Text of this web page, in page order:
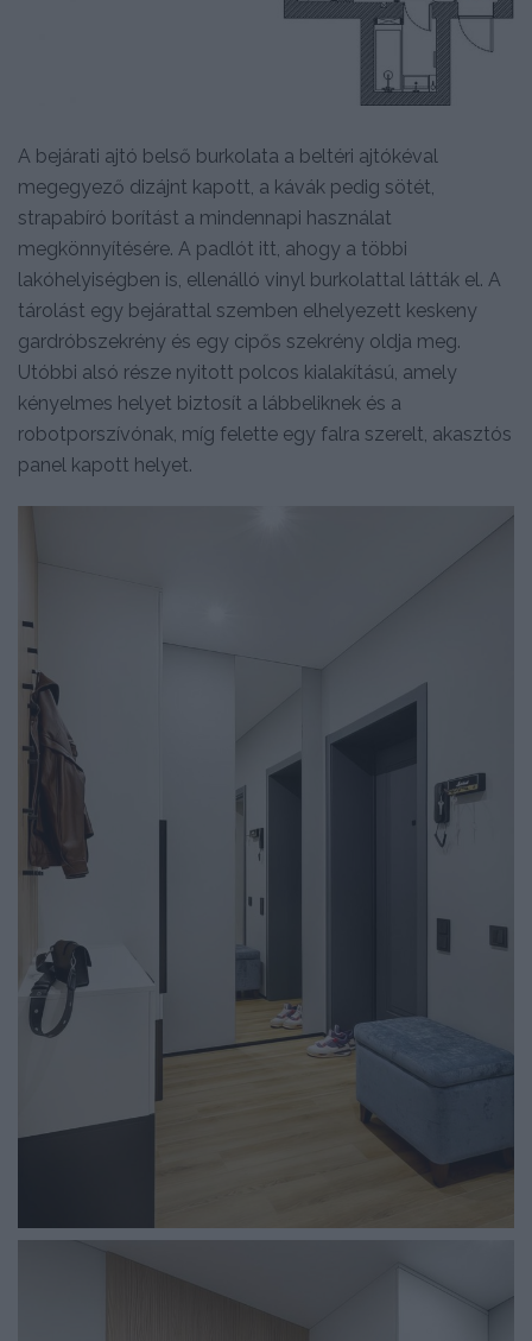
A bejárati ajtó belső burkolata a beltéri ajtókéval
megegyező dizájnt kapott, a kávák pedig sötét,
strapabíró borítást a mindennapi használat
megkönnyítésére. A padlót itt, ahogy a többi
lakóhelyiségben is, ellenálló vinyl burkolattal látták el. A
tárolást egy bejárattal szemben elhelyezett keskeny
gardróbszekrény és egy cipős szekrény oldja meg.
Utóbbi alsó része nyitott polcos kialakítású, amely
kényelmes helyet biztosít a lábbeliknek és a
robotporszívónak, míg felette egy falra szerelt, akasztós
panel kapott helyet.